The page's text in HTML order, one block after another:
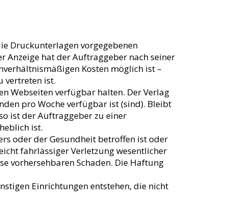
Druckunterlagen vorgegebenen
hat der Auftraggeber nach seiner
Kosten möglich ist –
vertreten ist.
Webseiten verfügbar halten. Der Verlag
pro Woche verfügbar ist (sind). Bleibt
ist der Auftraggeber zu einer
ist.
oder der Gesundheit betroffen ist oder
fahrlässiger Verletzung wesentlicher
vorhersehbaren Schaden. Die Haftung
Einrichtungen entstehen, die nicht